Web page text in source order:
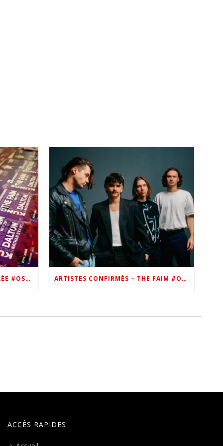
VIP – LES PHOTOS DE LA SOIRÉE #OSN22 ARTISTES CONFIRMÉS – THE FAIM #OSN22
ACCÈS RAPIDES